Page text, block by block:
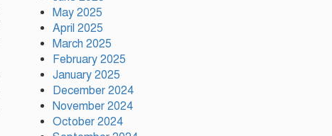
May 2025
April 2025
March 2025
February 2025
January 2025
December 2024
November 2024
October 2024